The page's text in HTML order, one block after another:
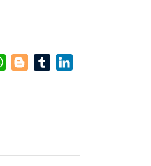
WhatsAppBloggerTumblr